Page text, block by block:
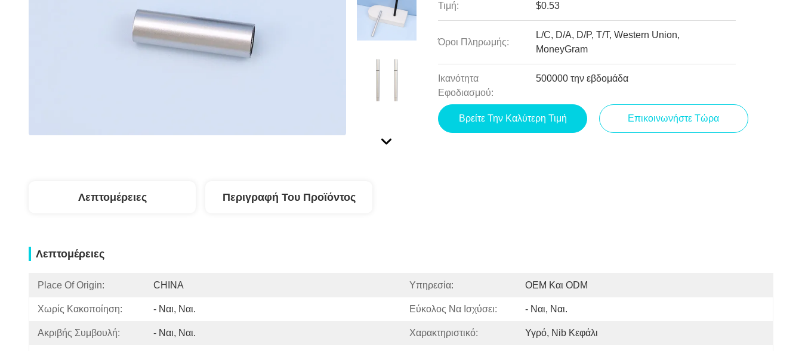
Τιμή: $0.53
Όροι Πληρωμής:
L/C, D/A, D/P, T/T, Western Union,
MoneyGram
Ικανότητα
Εφοδιασμού:
500000 την εβδομάδα
Βρείτε Την Καλύτερη Τιμή Επικοινωνήστε Τώρα
Λεπτομέρειες Περιγραφή Του Προϊόντος
Λεπτομέρειες
Place Of Origin: CHINA Υπηρεσία: OEM Και ODM
Χωρίς Κακοποίηση: - Ναι, Ναι. Εύκολος Να Ισχύσει: - Ναι, Ναι.
Ακριβής Συμβουλή: - Ναι, Ναι. Χαρακτηριστικό: Υγρό, Nib Κεφάλι